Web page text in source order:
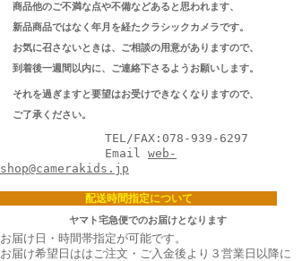
商品他のご不満な点や不備などあると思われます、
新品商品ではなく年月を経たクラシックカメラです。
お気に召さないときは、ご相談の用意がありますので、
到着後一週間以内に、ご連絡下さるようお願いします。
それを過ぎますと要望はお受けできなくなりますので、
ご了承ください。
TEL/FAX:078-939-6297
Email web-
shop@camerakids.jp
配送時間指定について
ヤマト宅急便でのお届けとなります
お届け日・時間帯指定が可能です。
お届け希望日ははご注文・ご入金後より３営業日以降に